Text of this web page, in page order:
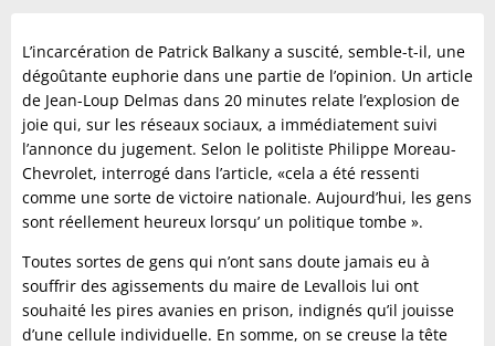
L’incarcération de Patrick Balkany a suscité, semble-t-il, une
dégoûtante euphorie dans une partie de l’opinion. Un article
de Jean-Loup Delmas dans 20 minutes relate l’explosion de
joie qui, sur les réseaux sociaux, a immédiatement suivi
l’annonce du jugement. Selon le politiste Philippe Moreau-
Chevrolet, interrogé dans l’article, «cela a été ressenti
comme une sorte de victoire nationale. Aujourd’hui, les gens
sont réellement heureux lorsqu’ un politique tombe ».
Toutes sortes de gens qui n’ont sans doute jamais eu à
souffrir des agissements du maire de Levallois lui ont
souhaité les pires avanies en prison, indignés qu’il jouisse
d’une cellule individuelle. En somme, on se creuse la tête